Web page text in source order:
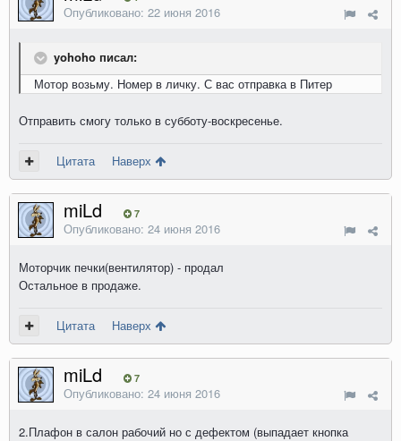
Опубликовано: 22 июня 2016
yohoho писал:
Мотор возьму. Номер в личку. С вас отправка в Питер
Отправить смогу только в субботу-воскресенье.
Цитата Наверх
miLd 7
Опубликовано: 24 июня 2016
Моторчик печки(вентилятор) - продал
Остальное в продаже.
Цитата Наверх
miLd 7
Опубликовано: 24 июня 2016
2.Плафон в салон рабочий но с дефектом (выпадает кнопка